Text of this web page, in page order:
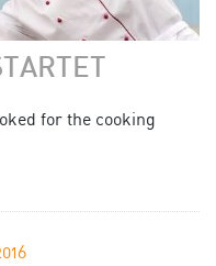
for the cooking